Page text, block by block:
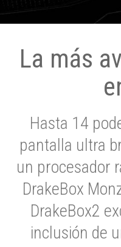
La más
Hasta 14
pantalla ultra
un procesador
DrakeBox
DrakeBox2
inclusión de